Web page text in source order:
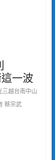
一波
三越台南中山
蔡宗武